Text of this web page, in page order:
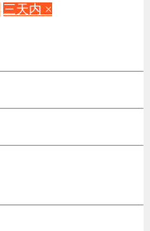
三天内 ×